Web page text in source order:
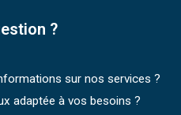
?
sur nos services ?
adaptée à vos besoins ?